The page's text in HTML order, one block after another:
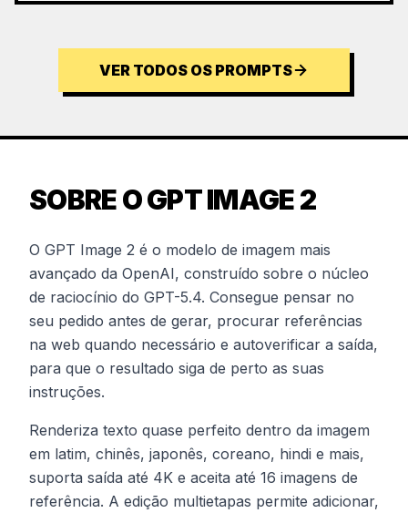
VER TODOS OS PROMPTS
SOBRE O GPT IMAGE 2
O GPT Image 2 é o modelo de imagem mais
avançado da OpenAI, construído sobre o núcleo
de raciocínio do GPT-5.4. Consegue pensar no
seu pedido antes de gerar, procurar referências
na web quando necessário e autoverificar a saída,
para que o resultado siga de perto as suas
instruções.
Renderiza texto quase perfeito dentro da imagem
em latim, chinês, japonês, coreano, hindi e mais,
suporta saída até 4K e aceita até 16 imagens de
referência. A edição multietapas permite adicionar,